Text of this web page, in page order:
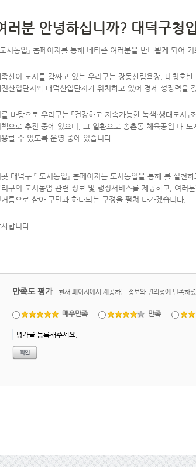
러분 안녕하십니까? 대덕구청
도시농업』 홈페이지를 통해 네티즌 여러분을 만나뵙게 되어
족산이 도시를 감싸고 있는 우리구는 장동산림욕장, 대청호
전산업단지와 대덕산업단지가 위치하고 있어 경제 성장력을
를 바탕으로 우리구는 「건강하고 지속가능한 녹색·생태도시
책으로 추진 중에 있으며, 그 일환으로 송촌동 체육공원 내
용할 수 있도록 운영 중에 있습니다.
곳 대덕구 『 도시농업』 홈페이지는 도시농업을 통해 를 실
구의 도시농업 관련 정보 및 행정서비스를 제공하고, 여러
거름으로 삼아 구민과 하나되는 구정을 펼쳐 나가겠습니다.
합니다.
만족도 평가 현재 페이지에서 제공하는 정보와 편의성에 만족하
매우만족 만족